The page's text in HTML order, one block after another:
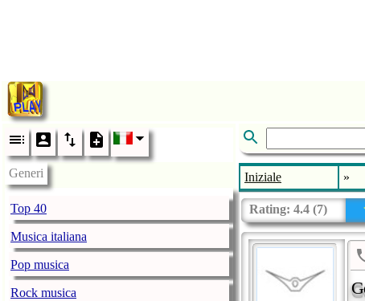
Generi
Top 40
Musica italiana
Pop musica
Rock musica
Iniziale »
Rating: 4.4 (7)